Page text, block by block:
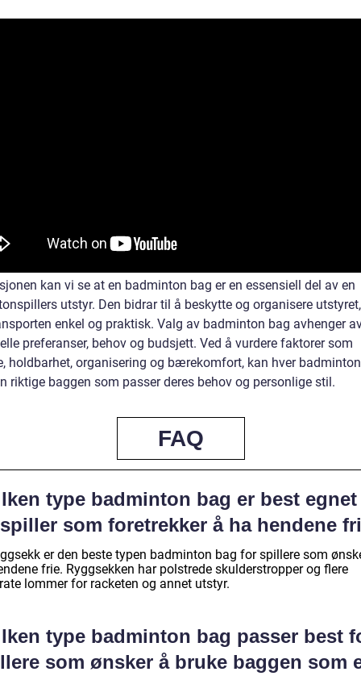
kan vi se at en badminton bag er en essensiell del av en
utstyr. Den bidrar til å beskytte og organisere
enkel og praktisk. Valg av badminton bag avhenger
preferanser, behov og budsjett. Ved å vurdere faktorer som
holdbarhet, organisering og bærekomfort, kan hver
riktige baggen som passer deres behov og personlige stil.
FAQ
type badminton bag er best
som foretrekker å ha hendene
er den beste typen badminton bag for spillere som
frie. Ryggsekken har polstrede skulderstropper og flere
lommer for racketen og annet utstyr.
type badminton bag passer best
som ønsker å bruke baggen som